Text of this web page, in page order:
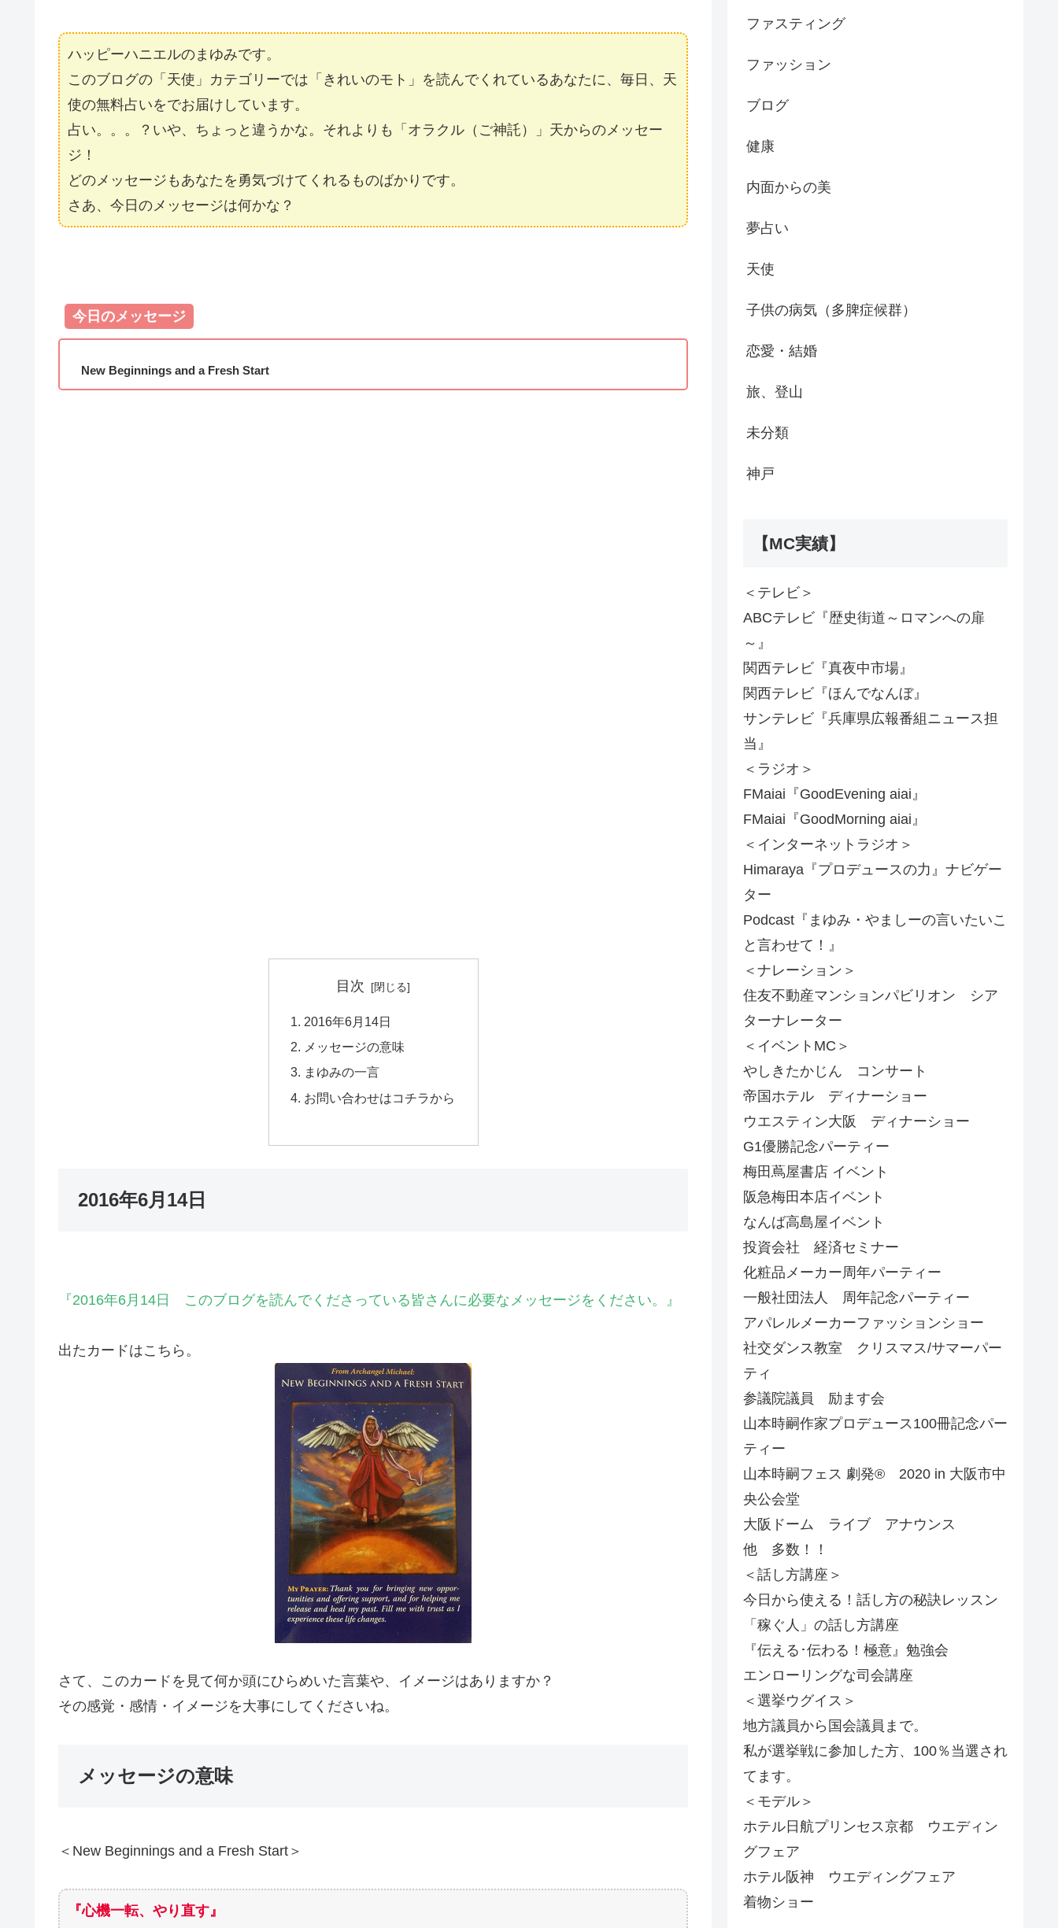
ハッピーハニエルのまゆみです。
このブログの「天使」カテゴリーでは「きれいのモト」を読んでくれているあなたに、毎日、天
使の無料占いをでお届けしています。
占い。。。？いや、ちょっと違うかな。それよりも「オラクル（ご神託）」天からのメッセー
ジ！
どのメッセージもあなたを勇気づけてくれるものばかりです。
さあ、今日のメッセージは何かな？
今日のメッセージ
New Beginnings and a Fresh Start
目次
2016年6月14日
メッセージの意味
まゆみの一言
お問い合わせはコチラから
2016年6月14日
『2016年6月14日 このブログを読んでくださっている皆さんに必要なメッセージをください。』
出たカードはこちら。
さて、このカードを見て何か頭にひらめいた言葉や、イメージはありますか？
その感覚・感情・イメージを大事にしてくださいね。
メッセージの意味
＜New Beginnings and a Fresh Start＞
『心機一転、やり直す』
ファスティング
ファッション
ブログ
健康
内面からの美
夢占い
天使
子供の病気（多脾症候群）
恋愛・結婚
旅、登山
未分類
神戸
【MC実績】
＜テレビ＞
ABCテレビ『歴史街道～ロマンへの扉
～』
関西テレビ『真夜中市場』
関西テレビ『ほんでなんぼ』
サンテレビ『兵庫県広報番組ニュース担
当』
＜ラジオ＞
FMaiai『GoodEvening aiai』
FMaiai『GoodMorning aiai』
＜インターネットラジオ＞
Himaraya『プロデュースの力』ナビゲー
ター
Podcast『まゆみ・やましーの言いたいこ
と言わせて！』
＜ナレーション＞
住友不動産マンションパビリオン シア
ターナレーター
＜イベントMC＞
やしきたかじん コンサート
帝国ホテル ディナーショー
ウエスティン大阪 ディナーショー
G1優勝記念パーティー
梅田蔦屋書店 イベント
阪急梅田本店イベント
なんば高島屋イベント
投資会社 経済セミナー
化粧品メーカー周年パーティー
一般社団法人 周年記念パーティー
アパレルメーカーファッションショー
社交ダンス教室 クリスマス/サマーパー
ティ
参議院議員 励ます会
山本時嗣作家プロデュース100冊記念パー
ティー
山本時嗣フェス 劇発®︎ 2020 in 大阪市中
央公会堂
大阪ドーム ライブ アナウンス
他 多数！！
＜話し方講座＞
今日から使える！話し方の秘訣レッスン
「稼ぐ人」の話し方講座
『伝える･伝わる！極意』勉強会
エンローリングな司会講座
＜選挙ウグイス＞
地方議員から国会議員まで。
私が選挙戦に参加した方、100％当選され
てます。
＜モデル＞
ホテル日航プリンセス京都 ウエディン
グフェア
ホテル阪神 ウエディングフェア
着物ショー